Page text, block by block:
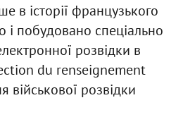
в історії французького
і побудовано спеціально
розвідки в
du renseignement
військової розвідки